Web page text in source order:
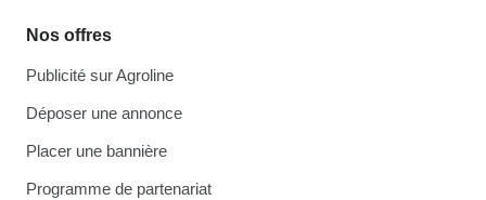
Nos offres
Publicité sur Agroline
Déposer une annonce
Placer une bannière
Programme de partenariat